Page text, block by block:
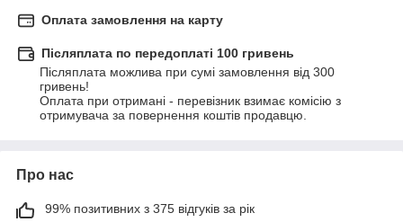
Оплата замовлення на карту
Післяплата по передоплаті 100 гривень
Післяплата можлива при сумі замовлення від 300
гривень!
Оплата при отримані - перевізник взимає комісію з
отримувача за повернення коштів продавцю.
Про нас
99% позитивних з 375 відгуків за рік